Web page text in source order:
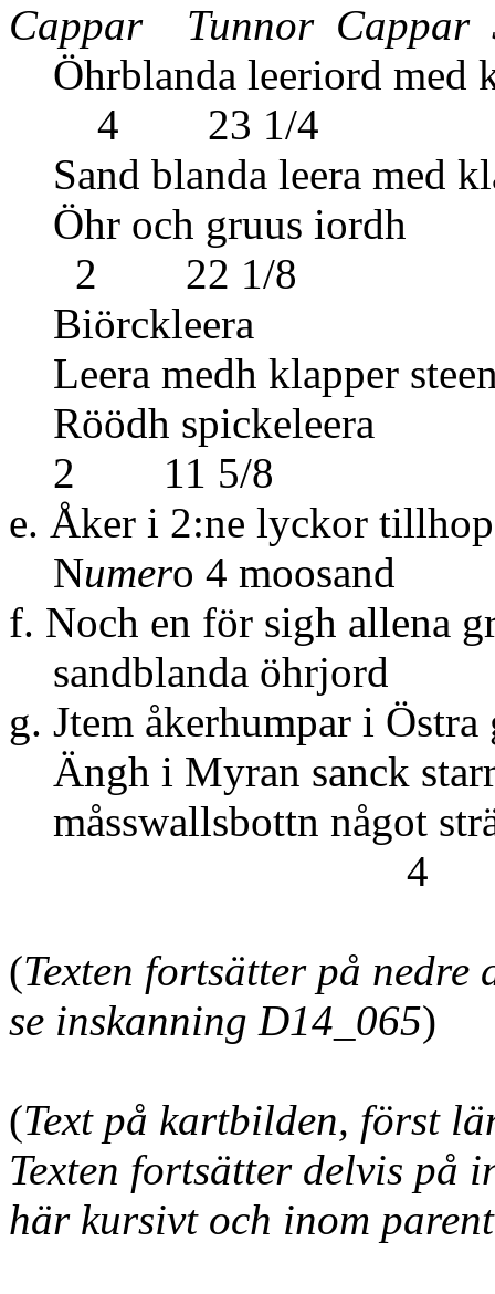
Cappar Tunnor Cappar
Öhrblanda leeriord
4 23 1/4
Sand blanda leera
Öhr och
2 22 1/8
Leera medh
Röödh
2 11 5/8
e. Åker i 2:ne lyckor
Numero 4
f. Noch en för sigh allena
g. Jtem åkerhumpar i
Ängh i Myran sanck
måsswallsbottn
4
(Texten fortsätter på nedre
se inskanning D14_065)
(Text på kartbilden, först
Texten fortsätter delvis på
här kursivt och inom